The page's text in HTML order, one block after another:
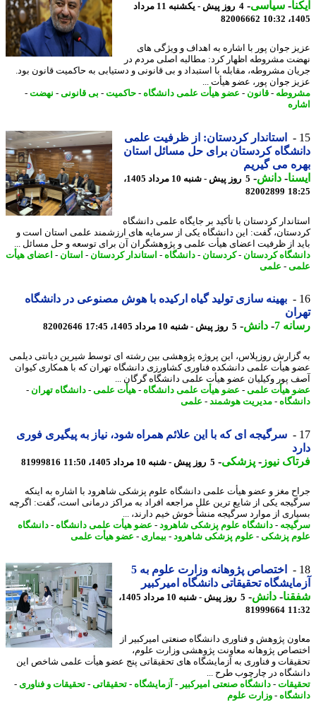
-سیاسی-
4 روز پیش - یکشنبه 11 مرداد
82006662
جوان پور با اشاره به اهداف و ویژگی های
مشروطه اظهار کرد: مطالبه اصلی مردم در
مشروطه، مقابله با استبداد و بی قانونی و دستیابی به حاکمیت قانون بود.
جوان پور، عضو هیأت ...
-قانون-عضو هیأت علمی دانشگاه-حاکمیت-بی قانونی-نهضت-
استاندار کردستان: از ظرفیت علمی
کردستان برای حل مسائل استان
می گیریم
-دانش -
5 روز پیش - شنبه 10 مرداد 1405،
82002899
کردستان با تأکید بر جایگاه علمی دانشگاه
گفت: این دانشگاه یکی از سرمایه های ارزشمند علمی استان است و
از ظرفیت اعضای هیأت علمی و پژوهشگران آن برای توسعه و حل مسائل ...
کردستان-کردستان-دانشگاه-استاندار کردستان-استان-اعضای هیأت
-علمی
بهینه سازی تولید گیاه ارکیده با هوش مصنوعی در دانشگاه
7
-دانش -5 روز پیش - شنبه 10 مرداد 1405، 17:45 82002646
روزپلاس، این پروژه پژوهشی بین رشته ای توسط شیرین دیانتی دیلمی
هیأت علمی دانشکده فناوری کشاورزی دانشگاه تهران که با همکاری کیوان
پور وکیلیان عضو هیأت علمی دانشگاه گرگان ...
هیأت علمی-عضو هیأت علمی دانشگاه-هیأت علمی-دانشگاه تهران-
-مدیریت هوشمند-علمی
سرگیجه ای که با این علائم همراه شود، نیاز به پیگیری فوری
نیوز-پزشکی-5 روز پیش - شنبه 10 مرداد 1405، 11:50 81999816
مغز و عضو هیأت علمی دانشگاه علوم پزشکی شاهرود با اشاره به اینکه
یکی از شایع ترین علل مراجعه افراد به مراکز درمانی است، گفت: اگرچه
از موارد سرگیجه منشأ خوش خیم دارند، ...
-دانشگاه علوم پزشکی شاهرود- عضو هیأت علمی دانشگاه-دانشگاه
پزشکی-علوم پزشکی شاهرود- بیماری- عضو هیأت علمی
اختصاص پژوهانه وزارت علوم به 5
تحقیقاتی دانشگاه امیرکبیر
-دانش -
5 روز پیش - شنبه 10 مرداد 1405،
81999664
پژوهش و فناوری دانشگاه صنعتی امیرکبیر از
پژوهانه معاونت پژوهشی وزارت علوم،
و فناوری به آزمایشگاه های تحقیقاتی پنج عضو هیأت علمی شاخص این
در چارچوب طرح ...
-دانشگاه صنعتی امیرکبیر -آزمایشگاه-تحقیقاتی-تحقیقات و فناوری-
-وزارت علوم